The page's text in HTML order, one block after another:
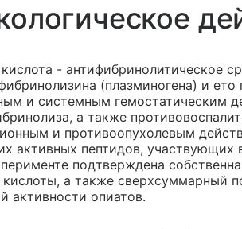
- антифибринолитическое
(плазминогена) и
и системным гемостатическим
а также
и противоопухолевым
активных пептидов, участвующих
подтверждена
кислоты, а также сверхсуммарный
активности опиатов.